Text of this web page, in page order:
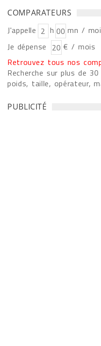
COMPARATEURS
J'appelle h
mn /
Je dépense
€ / mois
Retrouvez tous nos
Recherche sur plus de
poids, taille, opérateur,
PUBLICITÉ